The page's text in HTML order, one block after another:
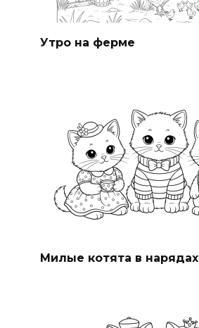
Утро на ферме
Милые котята в нарядах